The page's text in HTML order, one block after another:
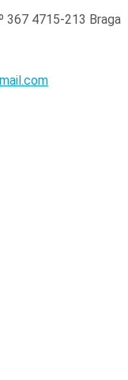
367 4715-213 Braga